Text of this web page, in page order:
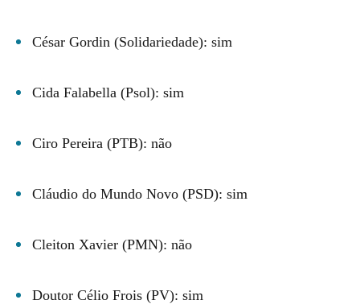
César Gordin (Solidariedade): sim
Cida Falabella (Psol): sim
Ciro Pereira (PTB): não
Cláudio do Mundo Novo (PSD): sim
Cleiton Xavier (PMN): não
Doutor Célio Frois (PV): sim